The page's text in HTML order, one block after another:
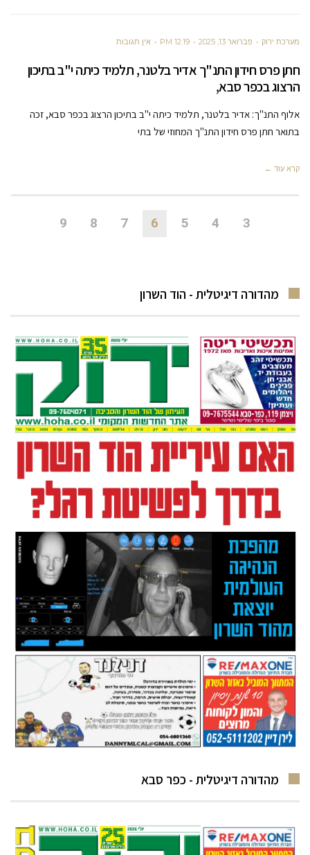
מערכת ירוק פברואר 13, 2025 12:19 PM אין תגובות
חתן פרס חידון התנ"ך אדיר בלטנר, תלמיד כיתה י"ב בתיכון
הרצוג בכפר סבא,
אלוף התנ"ך: אדיר בלטנר, תלמיד כיתה י"ב בתיכון הרצוג בכפר סבא, זכה
בתואר חתן פרס חידון התנ"ך המחוזי של בתי
קרא עוד ←
3
4
5
6
7
8
9
מהדורה דיגיטלית - הוד השרון
מהדורה דיגיטלית - כפר סבא